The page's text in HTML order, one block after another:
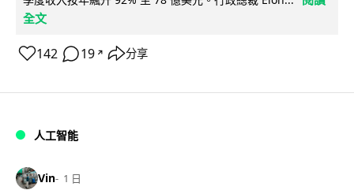
全文
142 19 ↗ 分享
人工智能
Vin 1 日